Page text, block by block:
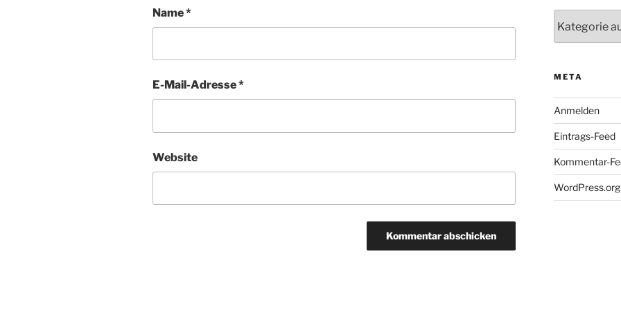
Name*
E-Mail-Adresse*
Website
META
Anmelden
Eintrags-Feed
Kommentar-
WordPress.org